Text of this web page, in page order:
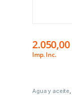
2.050,00
Imp. Inc.
Agua y aceite,